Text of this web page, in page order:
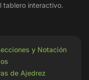
tablero interactivo.
y Notación
de Ajedrez